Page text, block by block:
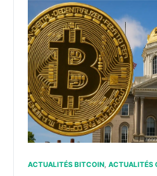
Le New Hampshire
ACTUALITÉS BITCOIN ACTUALITÉS